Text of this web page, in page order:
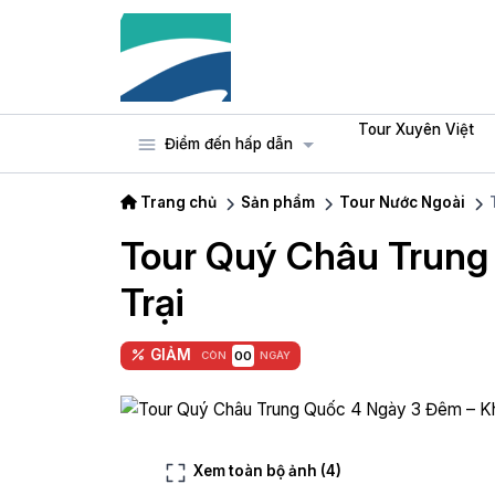
Điểm đến hấp dẫn
Tour Xuyên Việt
Trang chủ Sản phẩm Tour Nước Ngoài
Tour Quý Châu
Trại
GIẢM CÒN 00 NGÀY
Xem toàn bộ ảnh (4)